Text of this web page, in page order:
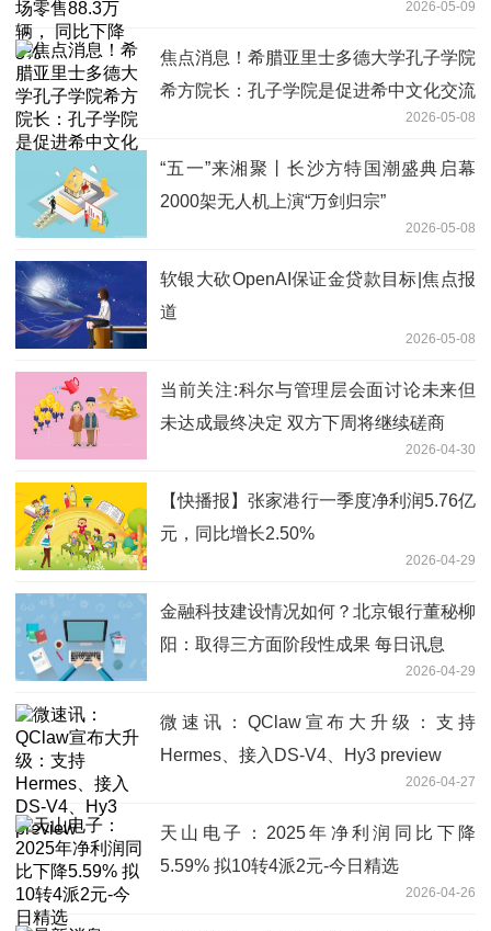
2026-05-09
焦点消息！希腊亚里士多德大学孔子学院
希方院长：孔子学院是促进希中文化交流
2026-05-08
“五一”来湘聚丨长沙方特国潮盛典启幕
2000架无人机上演“万剑归宗”
2026-05-08
软银大砍OpenAI保证金贷款目标|焦点报
道
2026-05-08
当前关注:科尔与管理层会面讨论未来但
未达成最终决定 双方下周将继续磋商
2026-04-30
【快播报】张家港行一季度净利润5.76亿
元，同比增长2.50%
2026-04-29
金融科技建设情况如何？北京银行董秘柳
阳：取得三方面阶段性成果 每日讯息
2026-04-29
微速讯：QClaw宣布大升级：支持
Hermes、接入DS-V4、Hy3 preview
2026-04-27
天山电子：2025年净利润同比下降
5.59% 拟10转4派2元-今日精选
2026-04-26